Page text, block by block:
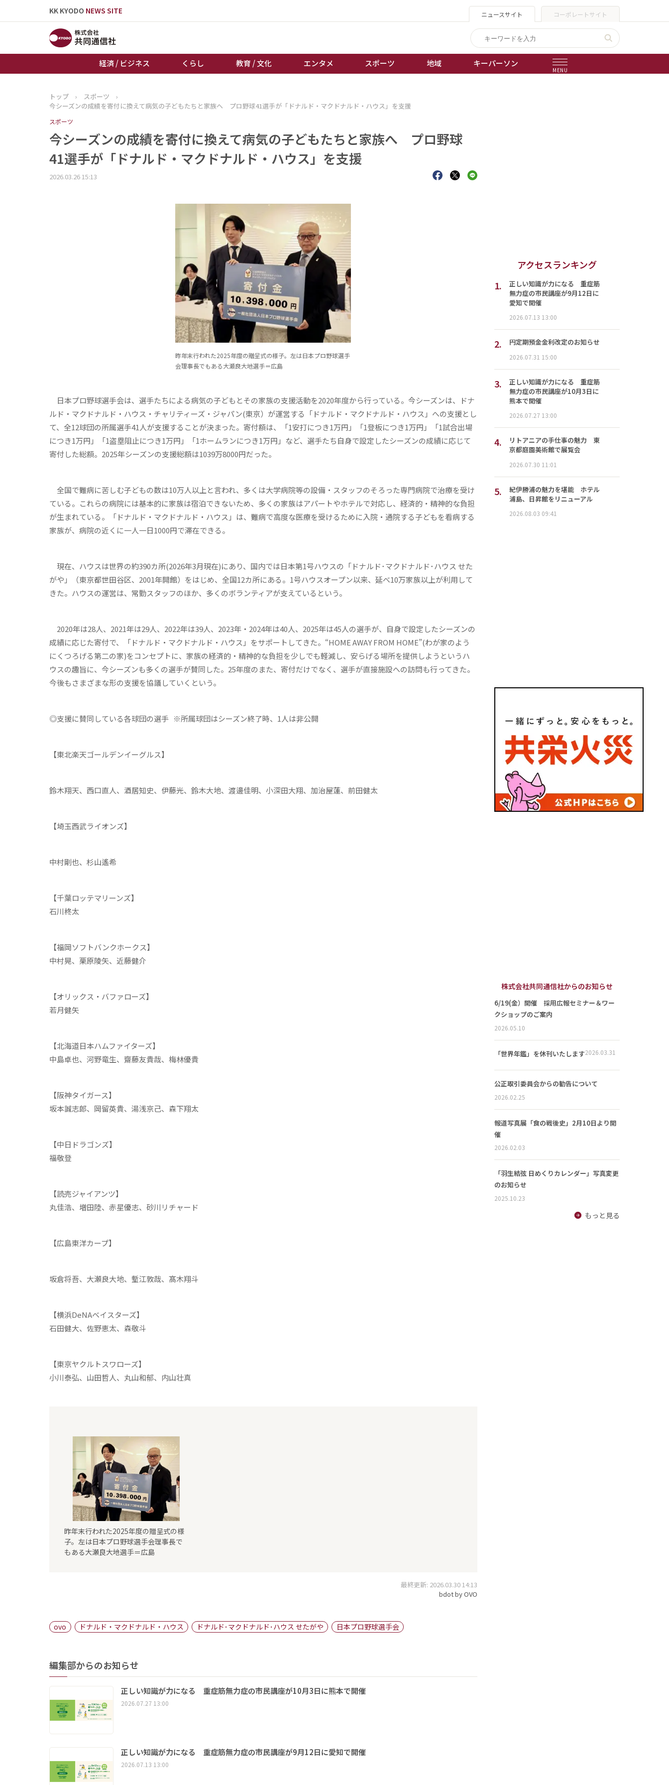
KK KYODO NEWS SITE ニュースサイト コーポレートサイト
経済 / ビジネス くらし 教育 / 文化 エンタメ スポーツ 地域 キーパーソン
MENU
トップページ
エンタメ
スポーツ
競輪
トップ › スポーツ
›
今シーズンの成績を寄付に換えて病気の子どもたちと家族へ プロ野球41選手が「ドナルド・マクドナルド・ハウス」を支援
スポーツ
今シーズンの成績を寄付に換えて病気の子どもたちと家族へ プロ野球
41選手が「ドナルド・マクドナルド・ハウス」を支援
2026.03.26 15:13
昨年末行われた2025年度の贈呈式の様子。左は日本プロ野球選手
会理事長でもある大瀬良大地選手＝広島
日本プロ野球選手会は、選手たちによる病気の子どもとその家族の支援活動を2020年度から行っている。今シーズンは、ドナ
ルド・マクドナルド・ハウス・チャリティーズ・ジャパン(東京）が運営する「ドナルド・マクドナルド・ハウス」への支援とし
て、全12球団の所属選手41人が支援することが決まった。寄付額は、「1安打につき1万円」「1登板につき1万円」「1試合出場
につき1万円」「1盗塁阻止につき1万円」「1ホームランにつき1万円」など、選手たち自身で設定したシーズンの成績に応じて
寄付した総額。2025年シーズンの支援総額は1039万8000円だった。
全国で難病に苦しむ子どもの数は10万人以上と言われ、多くは大学病院等の設備・スタッフのそろった専門病院で治療を受け
ている。これらの病院には基本的に家族は宿泊できないため、多くの家族はアパートやホテルで対応し、経済的・精神的な負担
が生まれている。「ドナルド・マクドナルド・ハウス」は、難病で高度な医療を受けるために入院・通院する子どもを看病する
家族が、病院の近くに一人一日1000円で滞在できる。
現在、ハウスは世界の約390カ所(2026年3月現在)にあり、国内では日本第1号ハウスの「ドナルド･マクドナルド･ハウス せた
がや」（東京都世田谷区、2001年開館）をはじめ、全国12カ所にある。1号ハウスオープン以来、延べ10万家族以上が利用して
きた。ハウスの運営は、常勤スタッフのほか、多くのボランティアが支えているという。
2020年は28人、2021年は29人、2022年は39人、2023年・2024年は40人、2025年は45人の選手が、自身で設定したシーズンの
成績に応じた寄付で、「ドナルド・マクドナルド・ハウス」をサポートしてきた。“HOME AWAY FROM HOME”(わが家のよう
にくつろげる第二の家)をコンセプトに、家族の経済的・精神的な負担を少しでも軽減し、安らげる場所を提供しようというハ
ウスの趣旨に、今シーズンも多くの選手が賛同した。25年度のまた、寄付だけでなく、選手が直接施設への訪問も行ってきた。
今後もさまざまな形の支援を協議していくという。
◎支援に賛同している各球団の選手 ※所属球団はシーズン終了時、1人は非公開
【東北楽天ゴールデンイーグルス】
鈴木翔天、西口直人、酒居知史、伊藤光、鈴木大地、渡邊佳明、小深田大翔、加治屋蓮、前田健太
【埼玉西武ライオンズ】
中村剛也、杉山遙希
【千葉ロッテマリーンズ】
石川柊太
【福岡ソフトバンクホークス】
中村晃、栗原陵矢、近藤健介
【オリックス・バファローズ】
若月健矢
【北海道日本ハムファイターズ】
中島卓也、河野竜生、齋藤友貴哉、梅林優貴
【阪神タイガース】
坂本誠志郎、岡留英貴、湯浅京己、森下翔太
【中日ドラゴンズ】
福敬登
【読売ジャイアンツ】
丸佳浩、増田陸、赤星優志、砂川リチャード
【広島東洋カープ】
坂倉将吾、大瀬良大地、塹江敦哉、髙木翔斗
【横浜DeNAベイスターズ】
石田健大、佐野恵太、森敬斗
【東京ヤクルトスワローズ】
小川泰弘、山田哲人、丸山和郁、内山壮真
昨年末行われた2025年度の贈呈式の様
子。左は日本プロ野球選手会理事長で
もある大瀬良大地選手＝広島
最終更新: 2026.03.30 14:13
bdot by OVO
ovo ドナルド・マクドナルド・ハウス ドナルド･マクドナルド･ハウス せたがや 日本プロ野球選手会
編集部からのお知らせ
正しい知識が力になる 重症筋無力症の市民講座が10月3日に熊本で開催
2026.07.27 13:00
正しい知識が力になる 重症筋無力症の市民講座が9月12日に愛知で開催
2026.07.13 13:00
アクセスランキング
1.
正しい知識が力になる 重症筋
無力症の市民講座が9月12日に
愛知で開催
2026.07.13 13:00
2. 円定期預金金利改定のお知らせ
2026.07.31 15:00
3.
正しい知識が力になる 重症筋
無力症の市民講座が10月3日に
熊本で開催
2026.07.27 13:00
4.
リトアニアの手仕事の魅力 東
京都庭園美術館で展覧会
2026.07.30 11:01
5.
紀伊勝浦の魅力を堪能 ホテル
浦島、日昇館をリニューアル
2026.08.03 09:41
株式会社共同通信社からのお知らせ
6/19(金）開催 採用広報セミナー＆ワー
クショップのご案内
2026.05.10
「世界年鑑」を休刊いたします2026.03.31
公正取引委員会からの勧告について
2026.02.25
報道写真展「食の戦後史」2月10日より開
催
2026.02.03
「羽生結弦 日めくりカレンダー」写真変更
のお知らせ
2025.10.23
もっと見る